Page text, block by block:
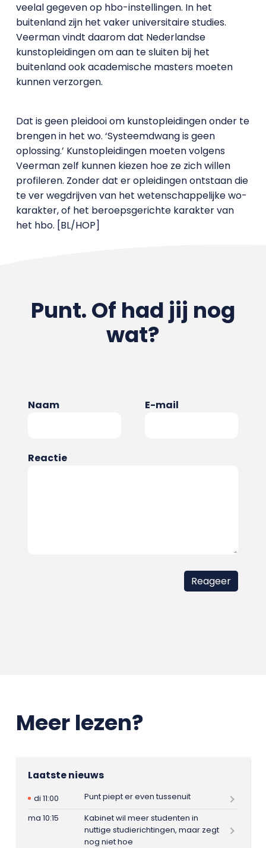
veelal gegeven op hbo-instellingen. In het
buitenland zijn het vaker universitaire studies.
Veerman vindt daarom dat Nederlandse
kunstopleidingen om aan te sluiten bij het
buitenland ook academische masters moeten
kunnen verzorgen.
Dat is geen pleidooi om kunstopleidingen onder te
brengen in het wo. ‘Systeemdwang is geen
oplossing.’ Kunstopleidingen moeten volgens
Veerman zelf kunnen kiezen hoe ze zich willen
profileren. Zonder dat er opleidingen ontstaan die
te ver wegdrijven van het wetenschappelijke wo-
karakter, of het beroepsgerichte karakter van
het hbo. [BL/HOP]
Punt. Of had jij nog
wat?
Naam E-mail
Reactie
Meer lezen?
Laatste nieuws
di 11:00
Punt piept er even tussenuit
ma 10:15
Kabinet wil meer studenten in
nuttige studierichtingen, maar zegt
nog niet hoe